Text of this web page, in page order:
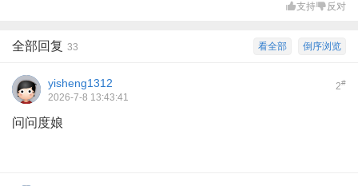
支持 反对
倒序浏览
看全部
全部回复 33
2#
yisheng1312
2026-7-8 13:43:41
问问度娘